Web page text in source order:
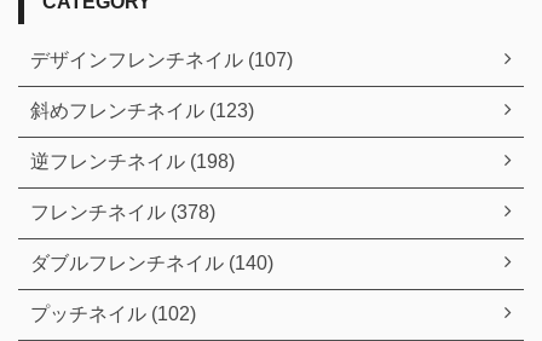
デザインフレンチネイル (107)
斜めフレンチネイル (123)
逆フレンチネイル (198)
フレンチネイル (378)
ダブルフレンチネイル (140)
プッチネイル (102)